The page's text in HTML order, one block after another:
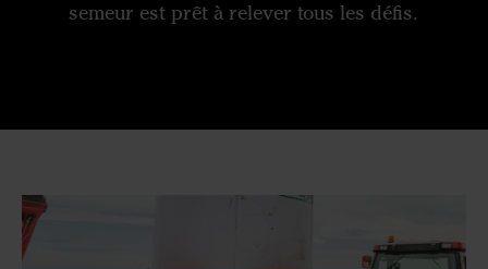
semeur est prêt à relever tous les défis.